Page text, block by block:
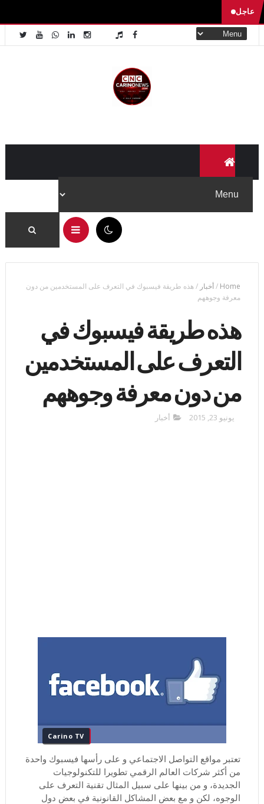
عاجل
Home
/أخبار /هذه طريقة فيسبوك في التعرف على المستخدمين من دون
معرفة وجوههم
هذه طريقة فيسبوك في
التعرف على المستخدمين
من دون معرفة وجوههم
يونيو 23, 2015 أخبار
Carino TV
تعتبر مواقع التواصل الاجتماعي و على رأسها فيسبوك واحدة
من أكثر شركات العالم الرقمي تطويرا للتكنولوجيات
الجديدة، و من بينها على سبيل المثال تقنية التعرف على
الوجوه، لكن و مع بعض المشاكل القانونية في بعض دول